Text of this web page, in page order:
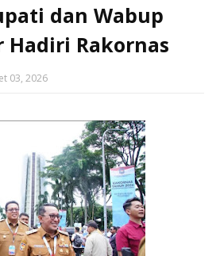
dan Wabup
Hadiri Rakornas
03, 2026